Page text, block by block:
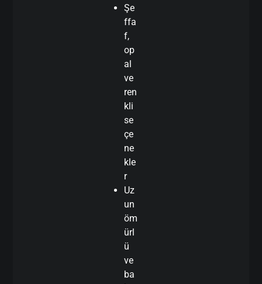
Şe
ffa
f,
op
al
ve
ren
kli
se
çe
ne
kle
r
Uz
un
öm
ürl
ü
ve
ba